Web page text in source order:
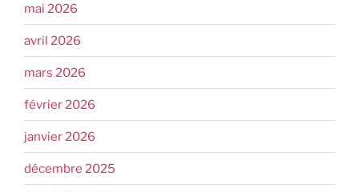
mai 2026
avril 2026
mars 2026
février 2026
janvier 2026
décembre 2025